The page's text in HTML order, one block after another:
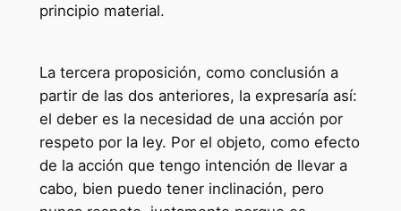
principio material.
La tercera proposición, como conclusión a
partir de las dos anteriores, la expresaría así:
el deber es la necesidad de una acción por
respeto por la ley. Por el objeto, como efecto
de la acción que tengo intención de llevar a
cabo, bien puedo tener inclinación, pero